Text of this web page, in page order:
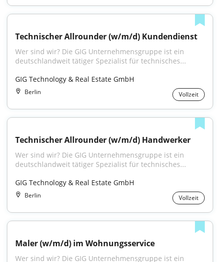
Technischer Allrounder (w/m/d) Kundendienst
Wer sind wir? Die GIG Unternehmensgruppe ist ein
deutschlandweit tätiger Spezialist für technisches...
GIG Technology & Real Estate GmbH
Berlin Vollzeit
Technischer Allrounder (w/m/d) Handwerker
Wer sind wir? Die GIG Unternehmensgruppe ist ein
deutschlandweit tätiger Spezialist für technisches...
GIG Technology & Real Estate GmbH
Berlin Vollzeit
Maler (w/m/d) im Wohnungsservice
Wer sind wir? Die GIG Unternehmensgruppe ist ein